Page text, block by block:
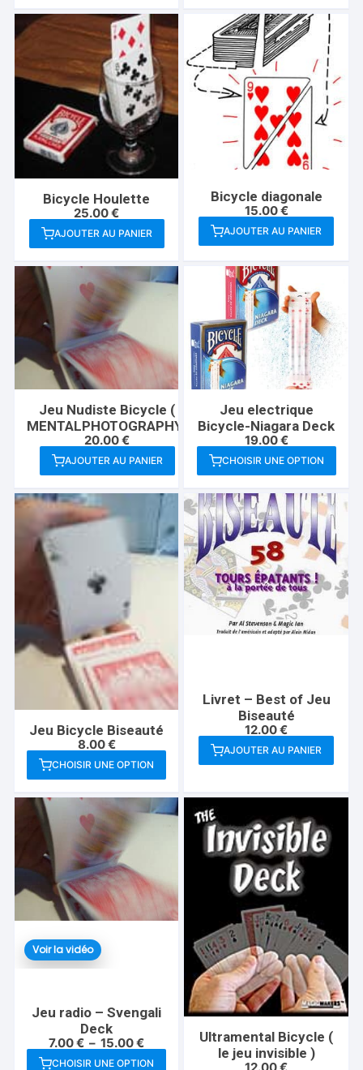
Bicycle Houlette
25.00€
AJOUTER AU PANIER
Bicycle diagonale
15.00€
AJOUTER AU PANIER
Jeu Nudiste Bicycle (
MENTALPHOTOGRAPHY)
20.00€
AJOUTER AU PANIER
Jeu electrique
Bicycle-Niagara Deck
19.00€
CHOISIR UNE OPTION
Ce
a
plusieurs
variations.
Les
options
peuvent
être
page
du
Jeu Bicycle Biseauté
8.00€
CHOISIR UNE OPTION
Ce
plusieurs
variations.
Les
options
peuvent
choisies
sur
page
du
produit
Livret – Best of Jeu
Biseauté
12.00€
AJOUTER AU PANIER
Voir la vidéo
Jeu radio – Svengali
Deck
7.00€ – 15.00€Plage
prix :
CHOISIR UNE OPTION
Ultramental Bicycle (
le jeu invisible )